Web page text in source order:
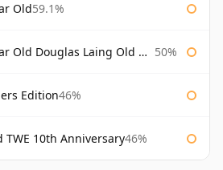
Old59.1%
Douglas Laing Old Malt Cask 50%
Edition46%
TWE 10th Anniversary46%